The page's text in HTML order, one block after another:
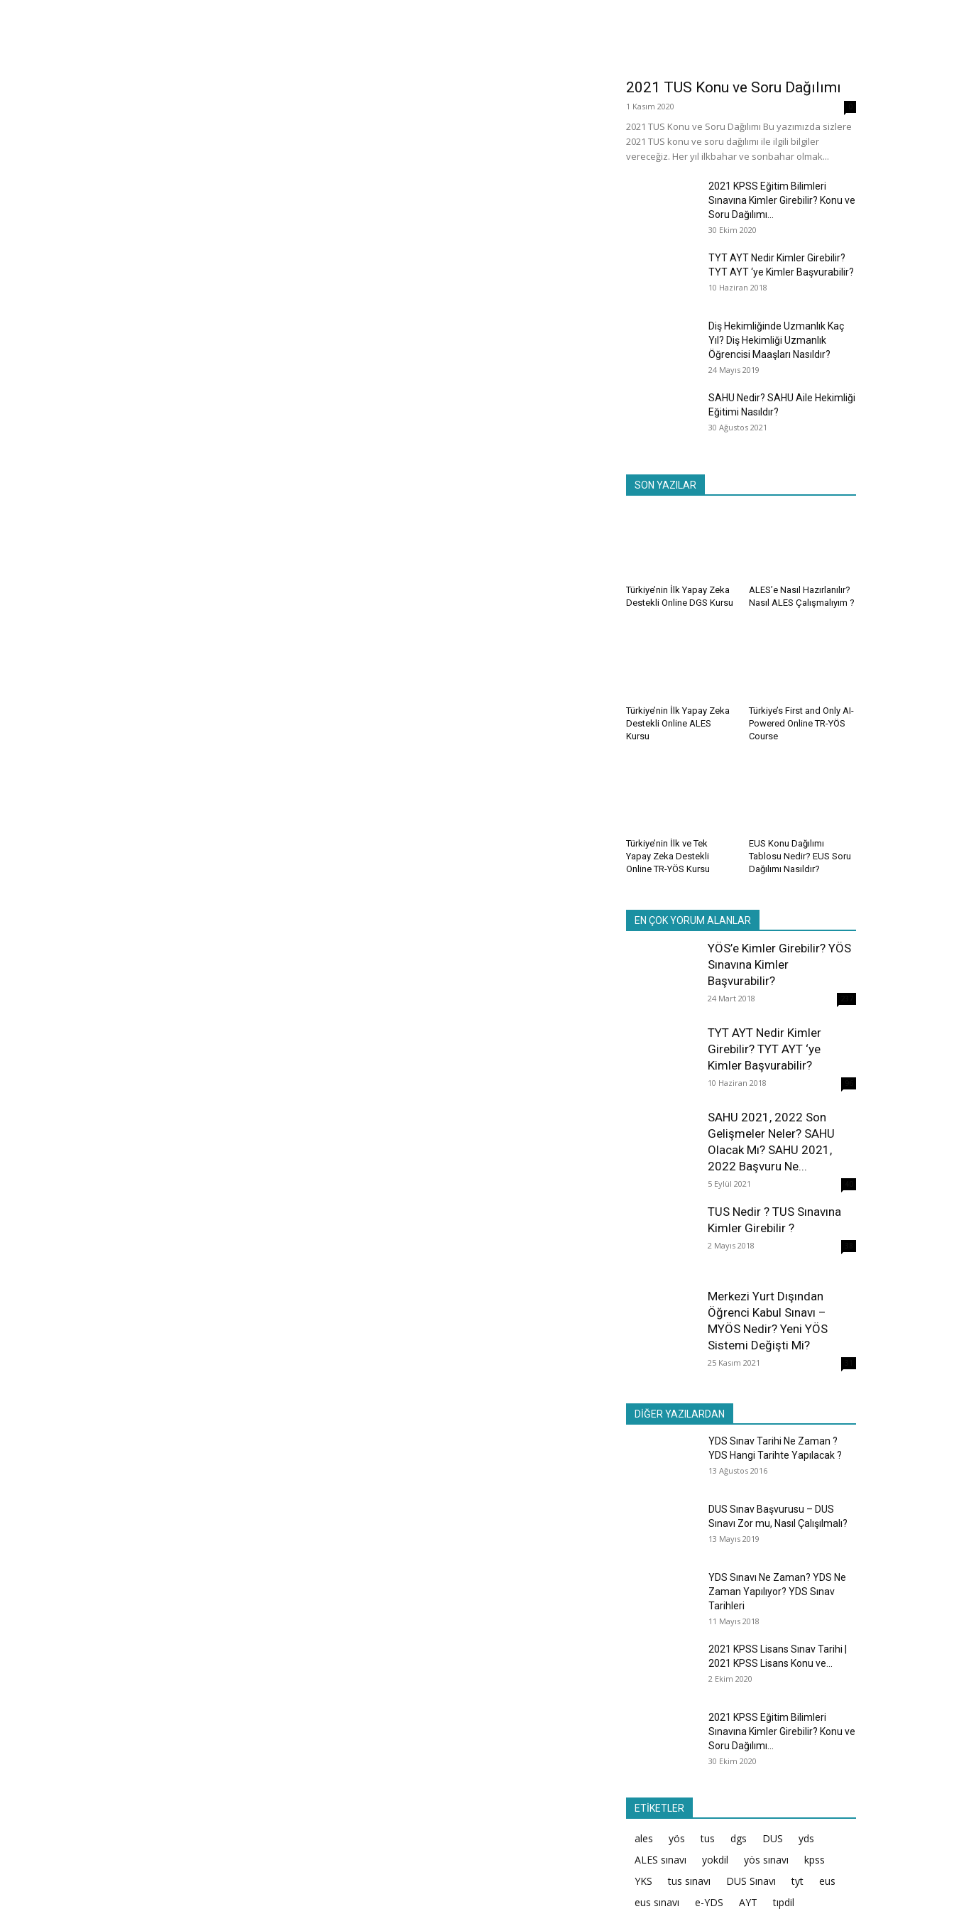
2021 TUS Konu ve Soru Dağılımı
1 Kasım 2020
2021 TUS Konu ve Soru Dağılımı Bu yazımızda sizlere
2021 TUS konu ve soru dağılımı ile ilgili bilgiler
vereceğiz. Her yıl ilkbahar ve sonbahar olmak...
2021 KPSS Eğitim Bilimleri
Sınavına Kimler Girebilir? Konu ve
Soru Dağılımı...
30 Ekim 2020
TYT AYT Nedir Kimler Girebilir?
TYT AYT ‘ye Kimler Başvurabilir?
10 Haziran 2018
Diş Hekimliğinde Uzmanlık Kaç
Yıl? Diş Hekimliği Uzmanlık
Öğrencisi Maaşları Nasıldır?
24 Mayıs 2019
SAHU Nedir? SAHU Aile Hekimliği
Eğitimi Nasıldır?
30 Ağustos 2021
SON YAZILAR
Türkiye’nin İlk Yapay Zeka
Destekli Online DGS Kursu
ALES’e Nasıl Hazırlanılır?
Nasıl ALES Çalışmalıyım ?
Türkiye’nin İlk Yapay Zeka
Destekli Online ALES
Kursu
Türkiye’s First and Only AI-
Powered Online TR-YÖS
Course
Türkiye’nin İlk ve Tek
Yapay Zeka Destekli
Online TR-YÖS Kursu
EUS Konu Dağılımı
Tablosu Nedir? EUS Soru
Dağılımı Nasıldır?
EN ÇOK YORUM ALANLAR
YÖS’e Kimler Girebilir? YÖS
Sınavına Kimler
Başvurabilir?
24 Mart 2018
TYT AYT Nedir Kimler
Girebilir? TYT AYT ‘ye
Kimler Başvurabilir?
10 Haziran 2018
SAHU 2021, 2022 Son
Gelişmeler Neler? SAHU
Olacak Mı? SAHU 2021,
2022 Başvuru Ne...
5 Eylül 2021
TUS Nedir ? TUS Sınavına
Kimler Girebilir ?
2 Mayıs 2018
Merkezi Yurt Dışından
Öğrenci Kabul Sınavı –
MYÖS Nedir? Yeni YÖS
Sistemi Değişti Mi?
25 Kasım 2021
DİĞER YAZILARDAN
YDS Sınav Tarihi Ne Zaman ?
YDS Hangi Tarihte Yapılacak ?
13 Ağustos 2016
DUS Sınav Başvurusu – DUS
Sınavı Zor mu, Nasıl Çalışılmalı?
13 Mayıs 2019
YDS Sınavı Ne Zaman? YDS Ne
Zaman Yapılıyor? YDS Sınav
Tarihleri
11 Mayıs 2018
2021 KPSS Lisans Sınav Tarihi |
2021 KPSS Lisans Konu ve...
2 Ekim 2020
2021 KPSS Eğitim Bilimleri
Sınavına Kimler Girebilir? Konu ve
Soru Dağılımı...
30 Ekim 2020
ETİKETLER
ales yös tus dgs DUS
yds
ALES sınavı
yokdil yös sınavı
kpss
YKS
tus sınavı DUS Sınavı tyt
eus
eus sınavı
e-YDS AYT tıpdil